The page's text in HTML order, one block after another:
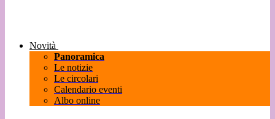
Novità
Panoramica
Le notizie
Le circolari
Calendario eventi
Albo online